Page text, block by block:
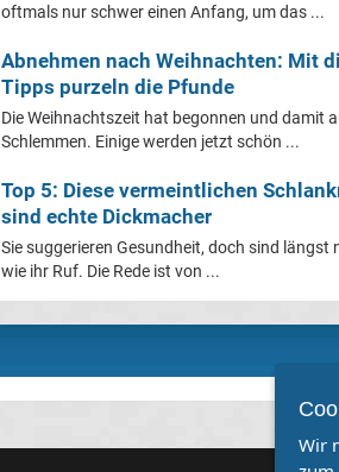
oftmals nur schwer einen Anfang, um das ...
Abnehmen nach Weihnachten: Mit
Tipps purzeln die Pfunde
Die Weihnachtszeit hat begonnen und damit
Schlemmen. Einige werden jetzt schön ...
Top 5: Diese vermeintlichen
sind echte Dickmacher
Sie suggerieren Gesundheit, doch sind längst
wie ihr Ruf. Die Rede ist von ...
Wir